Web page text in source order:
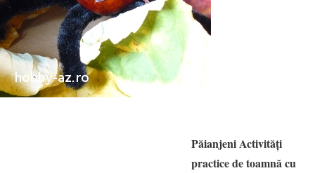
Păianjeni Activități
practice de toamnă cu